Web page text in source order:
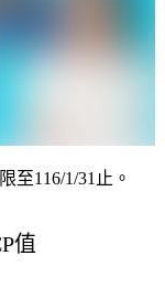
至116/1/31止。
值